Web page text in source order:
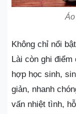
Không chỉ nổi
Lài còn ghi
hợp học sinh,
giản, nhanh
vấn nhiệt tình,